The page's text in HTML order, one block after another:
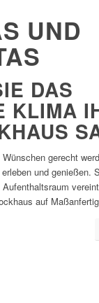
UND
DAS W
gerecht
und genießen.
auf